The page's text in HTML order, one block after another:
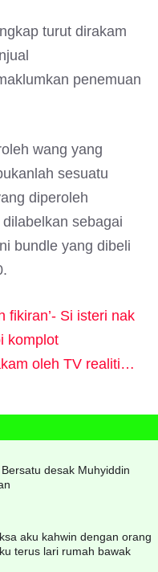
turut dirakam
penemuan
wang yang
sesuatu
diperoleh
sebagai
bundle yang dibeli
fikiran’- Si isteri nak
komplot
oleh TV realiti…
desak Muhyiddin
aku kahwin dengan orang
terus lari rumah bawak